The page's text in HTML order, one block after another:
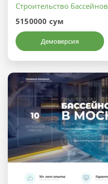
Строительство бассейнов
5150000 сум
Демоверсия